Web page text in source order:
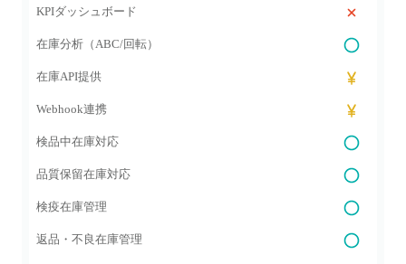
KPIダッシュボード
在庫分析（ABC/回転）
在庫API提供
Webhook連携
検品中在庫対応
品質保留在庫対応
検疫在庫管理
返品・不良在庫管理